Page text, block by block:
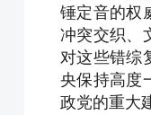
锤定音的权
冲突交织、
对这些错综
央保持高度
政党的重大